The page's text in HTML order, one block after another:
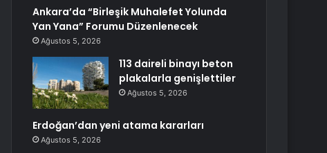
Ankara’da “Birleşik Muhalefet Yolunda
Yan Yana” Forumu Düzenlenecek
Ağustos 5, 2026
113 daireli binayı beton
plakalarla genişlettiler
Ağustos 5, 2026
Erdoğan’dan yeni atama kararları
Ağustos 5, 2026